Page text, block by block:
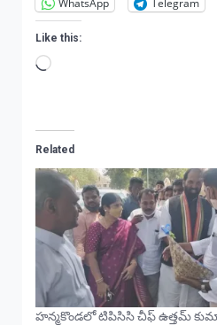
Like this:
Loading…
Related
హన్మకొండలో టిపిసిసి చీఫ్ ఉత్తమ్